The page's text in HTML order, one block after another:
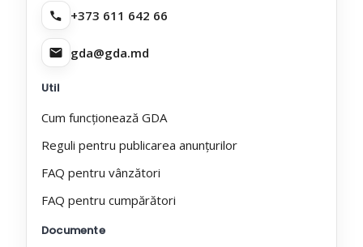
+373 611 642 66
gda@gda.md
Util
Cum funcționează GDA
Reguli pentru publicarea anunțurilor
FAQ pentru vânzători
FAQ pentru cumpărători
Documente